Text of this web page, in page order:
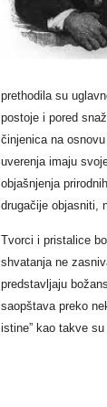
prethodila su
postoje i pored
činjenica na
uverenja imaju
objašnjenja
drugačije objasniti,
Tvorci i pristalice
shvatanja ne
predstavljaju
saopštava preko
istine” kao takve su